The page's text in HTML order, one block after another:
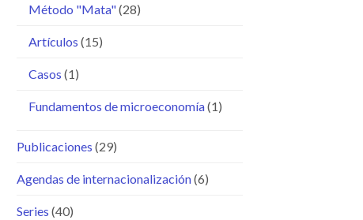
Método "Mata"(28)
Artículos (15)
Casos (1)
Fundamentos de microeconomía(1)
Publicaciones (29)
Agendas de internacionalización(6)
Series (40)